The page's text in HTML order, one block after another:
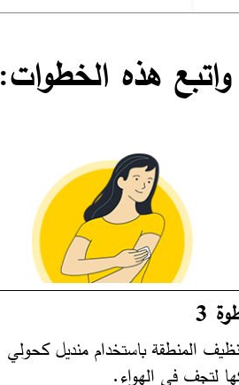
هذه الخطوات:
3
المنطقة باستخدام منديل كحولي
لتجف في الهواء.